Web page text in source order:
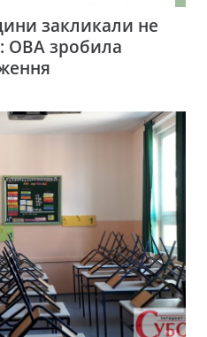
закликали не
ОВА зробила